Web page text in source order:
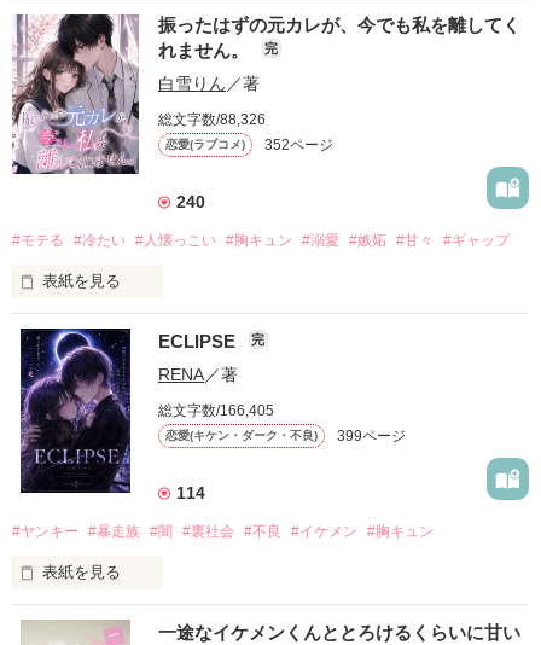
振ったはずの元カレが、今でも私を離してく
れません。
完
白雪りん ／著
総文字数/88,326
恋愛(ラブコメ) 352ページ
240
#モテる #冷たい #人懐っこい #胸キュン #溺愛 #嫉妬 #甘々 #ギャップ
表紙を見る
「好きだったから、別れを選んだ。」
モテる人を好きになるのが怖かった。
だから私は、中学時代に大好きだった彼を自分から振った。
もう会うことはないと思っていたのに、
高校生になって再会した彼は、隣の学校で”王子様”と呼ばれる
他の女の子には冷たいのに
私にだけ昔と変わらない笑顔を向けてくる。
ECLIPSE 完
RENA／著
総文字数/166,405
恋愛(キケン・ダーク・不良) 399ページ
114
#ヤンキー #暴走族 #闇 #裏社会 #不良 #イケメン #胸キュン
表紙を見る
表紙画像はAIです
一途なイケメンくんととろけるくらいに甘い